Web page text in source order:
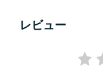
レビュー